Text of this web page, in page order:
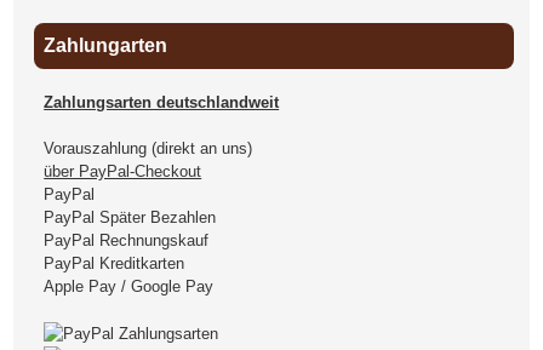
Zahlungarten
Zahlungsarten deutschlandweit
Vorauszahlung (direkt an uns)
über PayPal-Checkout
PayPal
PayPal Später Bezahlen
PayPal Rechnungskauf
PayPal Kreditkarten
Apple Pay / Google Pay